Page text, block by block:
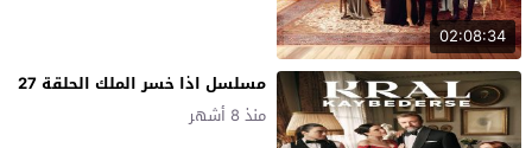
02:08:34
مسلسل اذا خسر الملك الحلقة 27
منذ 8 أشهر